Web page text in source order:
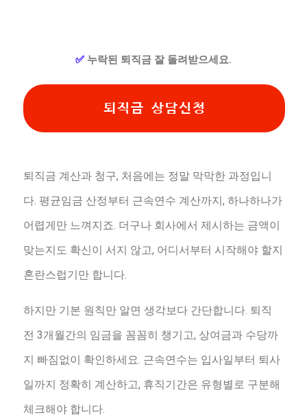
✅ 누락된 퇴직금 잘 돌려받으세요.
퇴직금 상담신청
퇴직금 계산과 청구, 처음에는 정말 막막한 과정입니
다. 평균임금 산정부터 근속연수 계산까지, 하나하나가
어렵게만 느껴지죠. 더구나 회사에서 제시하는 금액이
맞는지도 확신이 서지 않고, 어디서부터 시작해야 할지
혼란스럽기만 합니다.
하지만 기본 원칙만 알면 생각보다 간단합니다. 퇴직
전 3개월간의 임금을 꼼꼼히 챙기고, 상여금과 수당까
지 빠짐없이 확인하세요. 근속연수는 입사일부터 퇴사
일까지 정확히 계산하고, 휴직기간은 유형별로 구분해
체크해야 합니다.